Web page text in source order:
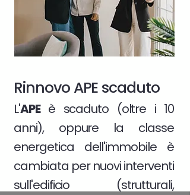
Rinnovo APE scaduto
L'APEè scaduto (oltre i 10
anni), oppure la classe
energetica dell'immobile è
cambiata per nuovi interventi
sull'edificio (strutturali,